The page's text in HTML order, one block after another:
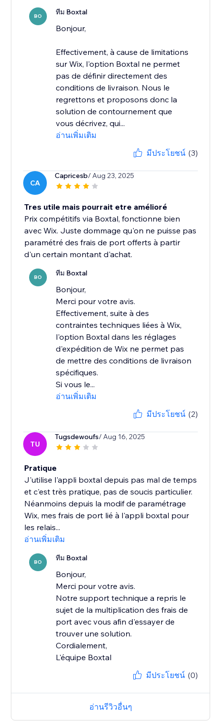
BO ทีม Boxtal
Bonjour,
Effectivement, à cause de limitations
sur Wix, l'option Boxtal ne permet
pas de définir directement des
conditions de livraison. Nous le
regrettons et proposons donc la
solution de contournement que
vous décrivez, qui...
อ่านเพิ่มเติม
มีประโยชน์ (3)
CA
Capricesb/ Aug 23, 2025
Tres utile mais pourrait etre amélioré
Prix compétitifs via Boxtal, fonctionne bien
avec Wix. Juste dommage qu'on ne puisse pas
paramétré des frais de port offerts à partir
d'un certain montant d'achat.
BO ทีม Boxtal
Bonjour,
Merci pour votre avis.
Effectivement, suite à des
contraintes techniques liées à Wix,
l'option Boxtal dans les réglages
d'expédition de Wix ne permet pas
de mettre des conditions de livraison
spécifiques.
Si vous le...
อ่านเพิ่มเติม
มีประโยชน์ (2)
TU
Tugsdewoufs/ Aug 16, 2025
Pratique
J'utilise l'appli boxtal depuis pas mal de temps
et c'est très pratique, pas de soucis particulier.
Néanmoins depuis la modif de paramétrage
Wix, mes frais de port lié à l'appli boxtal pour
les relais...
อ่านเพิ่มเติม
BO ทีม Boxtal
Bonjour,
Merci pour votre avis.
Notre support technique a repris le
sujet de la multiplication des frais de
port avec vous afin d'essayer de
trouver une solution.
Cordialement,
L'équipe Boxtal
มีประโยชน์ (0)
อ่านรีวิวอื่นๆ